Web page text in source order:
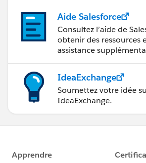
Aide Salesforce
Consultez l’aide de
obtenir des ressources
assistance
IdeaExchange
Soumettez votre idée
IdeaExchange.